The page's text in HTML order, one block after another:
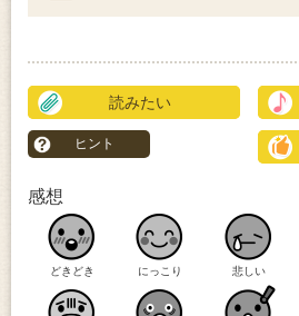
読みたい
ヒント
感想
どきどき にっこり 悲しい